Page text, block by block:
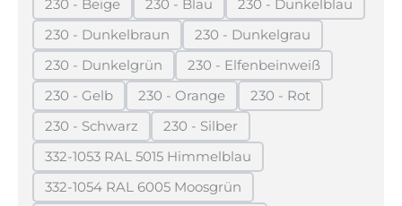
230 - Beige
(Diese Option ist zurzeit nicht verfügbar.)
230 - Blau
(Diese Option ist zurzeit nicht
230 - Dunkelblau
(Diese Option ist
230 - Dunkelbraun
(Diese Option ist zurzeit nicht verfügbar.)
230 - Dunkelgrau
(Diese Option ist zurzeit
230 - Dunkelgrün
(Diese Option ist zurzeit nicht verfügbar.)
230 - Elfenbeinweiß
(Diese Option ist zurzeit
230 - Gelb
(Diese Option ist zurzeit nicht verfügbar.)
230 - Orange
(Diese Option ist zurzeit nicht
230 - Rot
(Diese Option ist
230 - Schwarz
(Diese Option ist zurzeit nicht verfügbar.)
230 - Silber
(Diese Option ist zurzeit nicht
332-1053 RAL 5015 Himmelblau
(Diese Option ist zurzeit nicht verfügbar.)
332-1054 RAL 6005 Moosgrün
(Diese Option ist zurzeit nicht verfügbar.)